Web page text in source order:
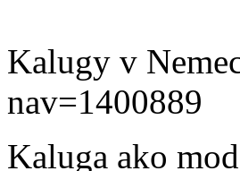
Kalugy v
nav=1400889
Kaluga ako